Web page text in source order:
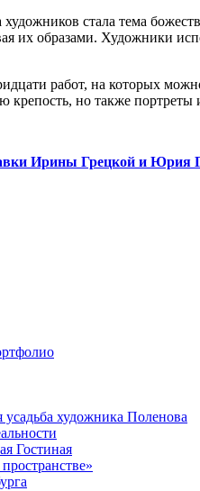
стала тема
их образами. Художники
работ, на которых
крепость, но также
Ирины Грецкой и Юрия
художника Поленова
Гостиная